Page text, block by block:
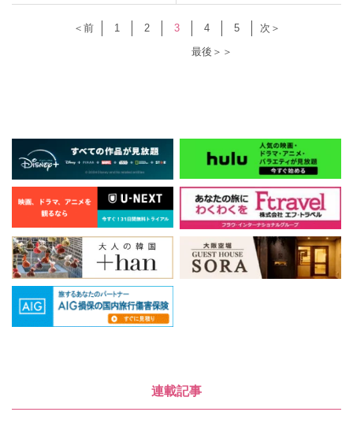
＜前 1 2 3 4 5
次＞
最後＞＞
連載記事